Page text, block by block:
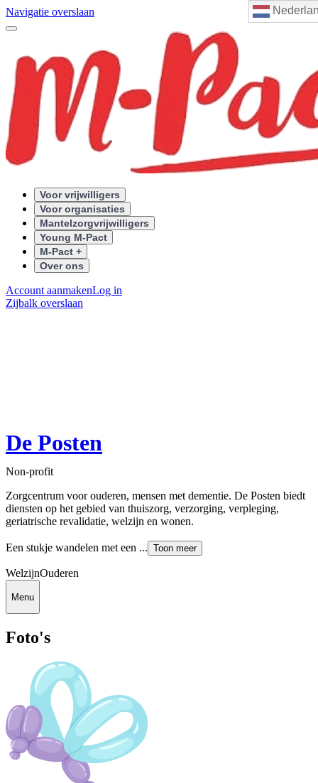
Navigatie overslaan
Voor vrijwilligers
Voor organisaties
Mantelzorgvrijwilligers
Young M-Pact
M-Pact +
Over ons
Account aanmakenLog in
Zijbalk overslaan
De Posten
Non-profit
Zorgcentrum voor ouderen, mensen met dementie. De Posten biedt
diensten op het gebied van thuiszorg, verzorging, verpleging,
geriatrische revalidatie, welzijn en wonen.
Een stukje wandelen met een ... Toon meer
WelzijnOuderen
Menu
Foto's